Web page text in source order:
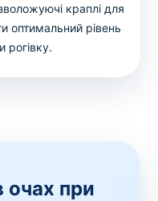
краплі для
оптимальний рівень
рогівку.
очах при